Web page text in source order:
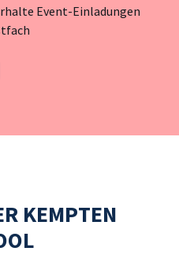
Event-Einladungen
KEMPTEN